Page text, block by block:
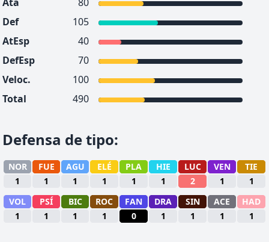
Def
105
AtEsp
40
DefEsp
70
Veloc.
100
Total
490
Defensa de tipo:
NOR FUE AGU ELÉ PLA HIE LUC VEN
TIE
1
1 1 1 1 1 2 1
1
VOL
PSÍ BIC ROC FAN DRA SIN ACE
HAD
1
1 1 1 0 1 1 1 1